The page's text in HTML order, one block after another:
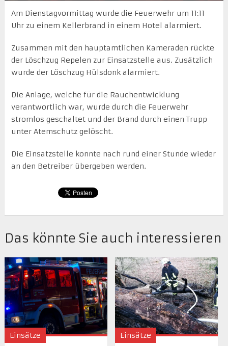
Am Dienstagvormittag wurde die Feuerwehr um 11:11
Uhr zu einem Kellerbrand in einem Hotel alarmiert.
Zusammen mit den hauptamtlichen Kameraden rückte
der Löschzug Repelen zur Einsatzstelle aus. Zusätzlich
wurde der Löschzug Hülsdonk alarmiert.
Die Anlage, welche für die Rauchentwicklung
verantwortlich war, wurde durch die Feuerwehr
stromlos geschaltet und der Brand durch einen Trupp
unter Atemschutz gelöscht.
Die Einsatzstelle konnte nach rund einer Stunde wieder
an den Betreiber übergeben werden.
Das könnte Sie auch interessieren
Einsätze Einsätze